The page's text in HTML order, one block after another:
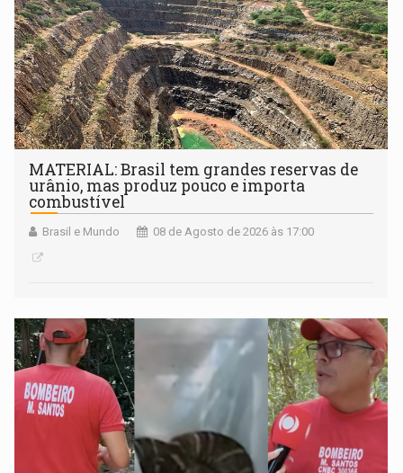
MATERIAL: Brasil tem grandes reservas de
urânio, mas produz pouco e importa
combustível
Brasil e Mundo 08 de Agosto de 2026 às 17:00